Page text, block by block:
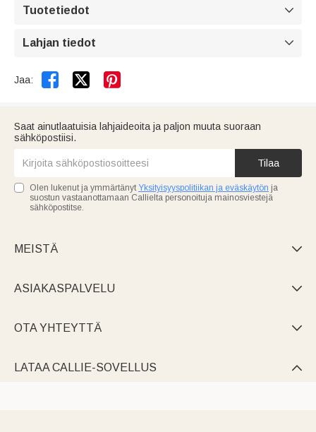
Tuotetiedot 
Lahjan tiedot 
Jaa:  
Saat ainutlaatuisia lahjaideoita ja paljon muuta suoraan
sähköpostiisi.
Tilaa
Olen lukenut ja ymmärtänyt Yksityisyyspolitiikan ja eväskäytön ja
suostun vastaanottamaan Callielta personoituja mainosviestejä
sähköpostitse.
MEISTÄ 
ASIAKASPALVELU 
OTA YHTEYTTÄ 
LATAA CALLIE-SOVELLUS 